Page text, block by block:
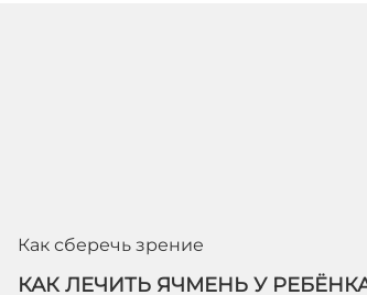
Как сберечь зрение
КАК ЛЕЧИТЬ ЯЧМЕНЬ У